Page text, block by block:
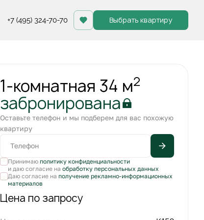
+7 (495) 324-70-70 Выбрать квартиру
Квартира забронирована
1-комнатная 34 м2
забронирована
Оставьте телефон и мы подберем для вас похожую
квартиру
Принимаю политику конфиденциальности
и даю согласие на обработку персональных данных
Даю согласие на получение рекламно-информационных
материалов
Цена по запросу